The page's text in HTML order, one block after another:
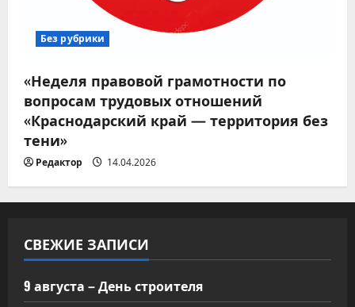
Без рубрики
«Неделя правовой грамотности по
вопросам трудовых отношений
«Краснодарский край — территория без
тени»
Редактор 14.04.2026
СВЕЖИЕ ЗАПИСИ
9 августа – День строителя